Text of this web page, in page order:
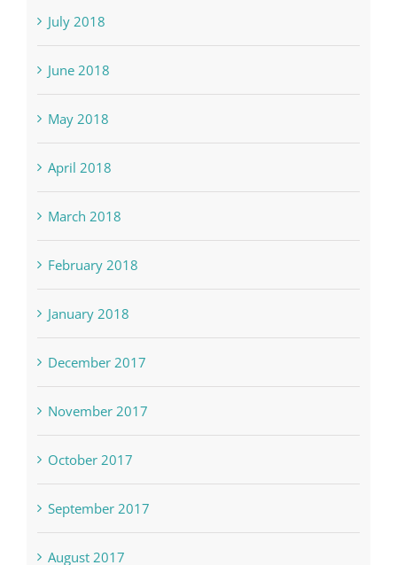
August 2018
July 2018
June 2018
May 2018
April 2018
March 2018
February 2018
January 2018
December 2017
November 2017
October 2017
September 2017